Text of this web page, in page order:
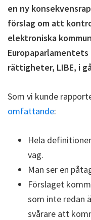
en ny
förslag om att
elektroniska
rättigheter, LIBE, i
Som vi kunde
omfattande:
Hela
vag.
Man ser en
Förslaget
som inte redan
svårare att